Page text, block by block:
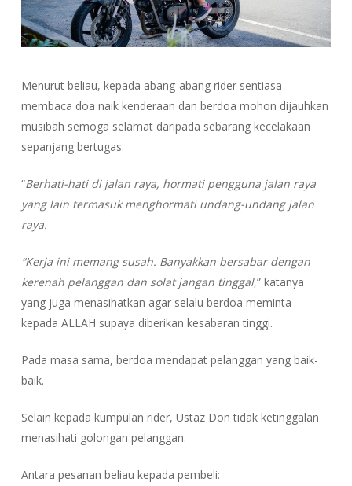
Menurut beliau, kepada abang-abang rider sentiasa
membaca doa naik kenderaan dan berdoa mohon dijauhkan
musibah semoga selamat daripada sebarang kecelakaan
sepanjang bertugas.
“Berhati-hati di jalan raya, hormati pengguna jalan raya
yang lain termasuk menghormati undang-undang jalan
raya.
“Kerja ini memang susah. Banyakkan bersabar dengan
kerenah pelanggan dan solat jangan tinggal,” katanya
yang juga menasihatkan agar selalu berdoa meminta
kepada ALLAH supaya diberikan kesabaran tinggi.
Pada masa sama, berdoa mendapat pelanggan yang baik-
baik.
Selain kepada kumpulan rider, Ustaz Don tidak ketinggalan
menasihati golongan pelanggan.
Antara pesanan beliau kepada pembeli: